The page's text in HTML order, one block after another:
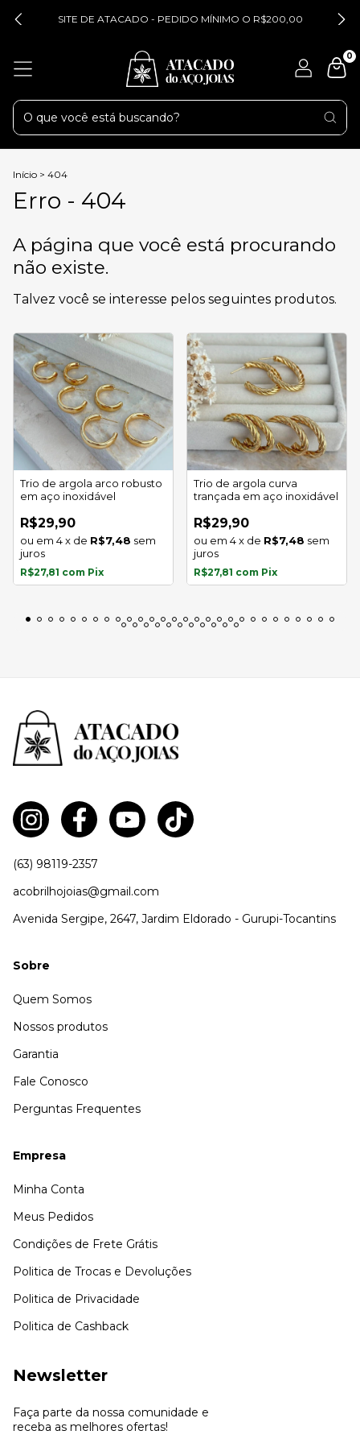
SITE DE ATACADO - PEDIDO MÍNIMO O R$200,00
0
Início > 404
Erro - 404
A página que você está procurando
não existe.
Talvez você se interesse pelos seguintes produtos.
Trio de argola arco robusto
em aço inoxidável
R$29,90
4x de R$7,48 sem
juros
R$27,81 com Pix
Trio de argola curva
trançada em aço inoxidável
R$29,90
4x de R$7,48 sem
juros
R$27,81 com Pix
(63) 98119-2357
acobrilhojoias@gmail.com
Avenida Sergipe, 2647, Jardim Eldorado - Gurupi-Tocantins
Sobre
Quem Somos
Nossos produtos
Garantia
Fale Conosco
Perguntas Frequentes
Empresa
Minha Conta
Meus Pedidos
Condições de Frete Grátis
Politica de Trocas e Devoluções
Politica de Privacidade
Politica de Cashback
Newsletter
Faça parte da nossa comunidade e
receba as melhores ofertas!